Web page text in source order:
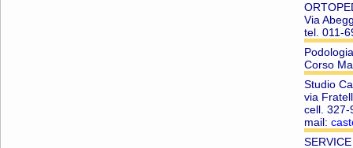
Via
tel. 011-
Corso
Studio
via
cell. 327-
mail: